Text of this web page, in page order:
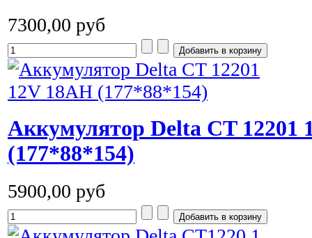
7300,00 руб
Аккумулятор Delta CT 12201
(177*88*154)
5900,00 руб